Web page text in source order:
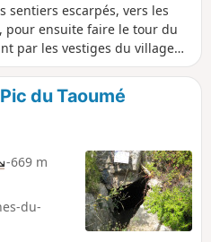
sentiers escarpés, vers les
pour ensuite faire le tour du
par les vestiges du village
des Barres Rocheuses du
sur Marseille, la Chaîne
du Taoumé
-669 m
du-